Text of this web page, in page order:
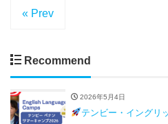
« Prev
Recommend
2026年5月4日
テンビー・イングリ